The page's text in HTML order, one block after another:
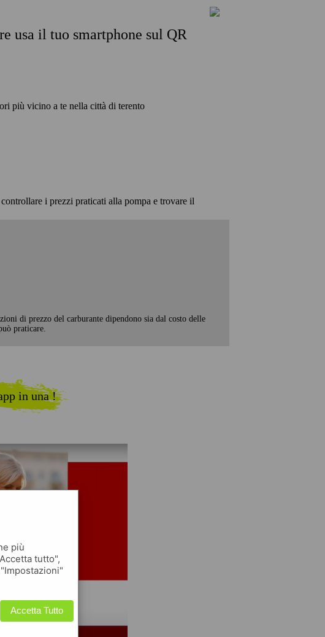
usa il tuo smartphone sul QR
più vicino a te nella città di terento
i prezzi praticati alla pompa e trovare il
di prezzo del carburante dipendono sia dal costo delle
praticare.
in una !
più
tutto",
Accetta Tutto